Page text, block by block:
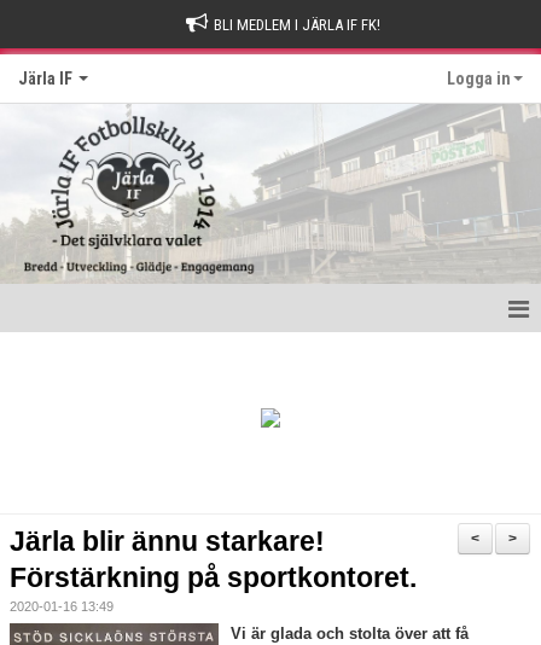
BLI MEDLEM I JÄRLA IF FK!
Järla IF Logga in
Verksamheten
>
<
Järla blir ännu starkare!
Förstärkning på sportkontoret.
2020-01-16 13:49
Vi är glada och stolta över att få